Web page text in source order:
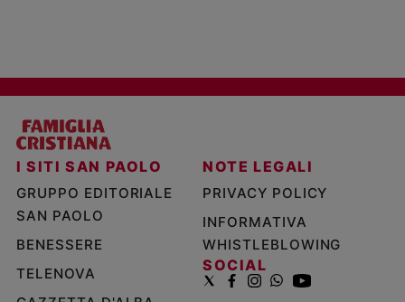
I SITI SAN PAOLO
GRUPPO EDITORIALE
SAN PAOLO
BENESSERE
TELENOVA
NOTE LEGALI
PRIVACY POLICY
INFORMATIVA
WHISTLEBLOWING
SOCIAL